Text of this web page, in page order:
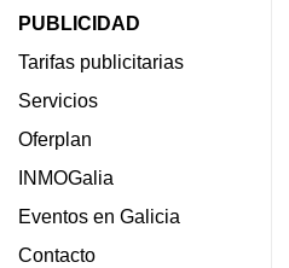
PUBLICIDAD
Tarifas publicitarias
Servicios
Oferplan
INMOGalia
Eventos en Galicia
Contacto